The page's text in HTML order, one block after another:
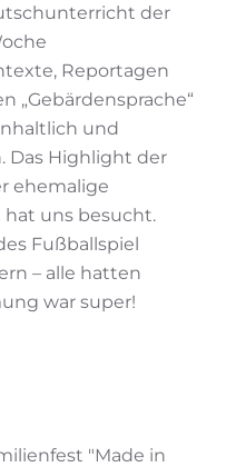
der
Reportagen
„Gebärdensprache“
und
Das Highlight der
ehemalige
hat uns besucht.
Fußballspiel
– alle hatten
war super!
"Made in